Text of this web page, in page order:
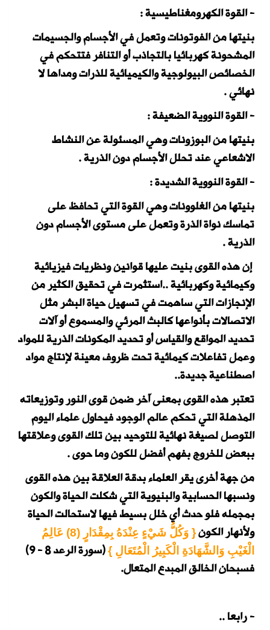
- القوة الكهرومغناطيسية :
بنيتها من الفوتونات وتعمل في الأجسام والجسيمات
المشحونة كهربائيا بالتجاذب أو التنافر فتتحكم في
الخصائص البيولوجية والكيميائية للذرات ومداها لا
نهائي .
- القوة النووية الضعيفة :
بنيتها من البوزونات وهي المسئولة عن النشاط
الاشعاعي عند تحلل الأجسام دون الذرية .
- القوة النووية الشديدة :
بنيتها من الغلوونات وهي القوة التي تحافظ على
تماسك نواة الذرة وتعمل على مستوى الأجسام دون
الذرية .
إن هذه القوى بنيت عليها قوانين ونظريات فيزيائية
وكيمائية وكهربائية ..استثمرت في تحقيق الكثير من
الإنجازات التي ساهمت في تسهيل حياة البشر مثل
الاتصالات بأنواعها كالبث المرئي والمسموع أو آلات
تحديد المواقع والقياس أو تحديد المكونات الذرية للمواد
وعمل تفاعلات كيمائية تحت ظروف معينة لإنتاج مواد
اصطناعية جديدة..
تعتبر هذه القوى بمعنى آخر ضمن قوى النور وتوزيعاته
المذهلة التي تحكم عالم الوجود فيحاول علماء اليوم
التوصل لصيغة نهائية للتوحيد بين تلك القوى وعلاقتها
ببعض للخروج بفهم أفضل للكون وما حوى .
من جهة أخرى يقر العلماء بدقة العلاقة بين هذه القوى
ونسبها الحسابية والبنيوية التي شكلت الحياة والكون
بمجمله فلو حدث أي خلل بسيط فيها لاستحالت الحياة
ولأنهار الكون
{ وَكُلُّ شَيْءٍ عِنْدَهُ بِمِقْدَارٍ (8) عَالِمُ
الْغَيْبِ وَالشَّهَادَةِ الْكَبِيرُ الْمُتَعَالِ }(سورة الرعد 8 - 9)
فسبحان الخالق المبدع المتعال.
- رابعا ..